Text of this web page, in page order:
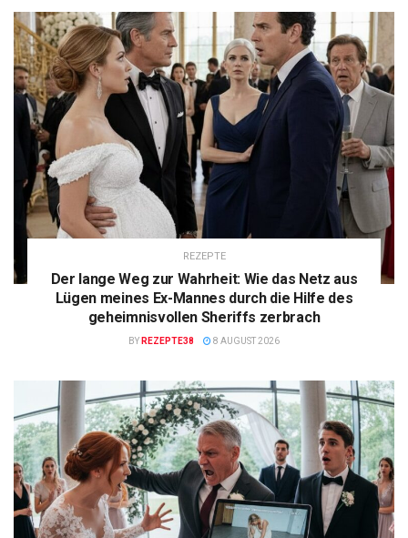
REZEPTE
Der lange Weg zur Wahrheit: Wie das Netz aus
Lügen meines Ex-Mannes durch die Hilfe des
geheimnisvollen Sheriffs zerbrach
BY REZEPTE38 8 AUGUST 2026